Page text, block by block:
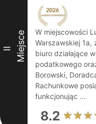
II Miejsce
W miejscowości
Warszawskiej 1a,
biuro działające
podatkowego
Borowski,
Rachunkowe
funkcjonując ...
8.2